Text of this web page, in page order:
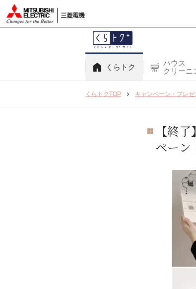
くらトク
ハウス
クリーニ
くらトクTOP キャンペーン・プレゼ
【終
ペーン